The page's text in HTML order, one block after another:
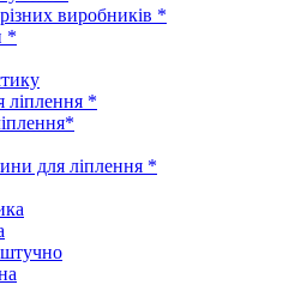
виробників *
*
ліплення *
для ліплення *